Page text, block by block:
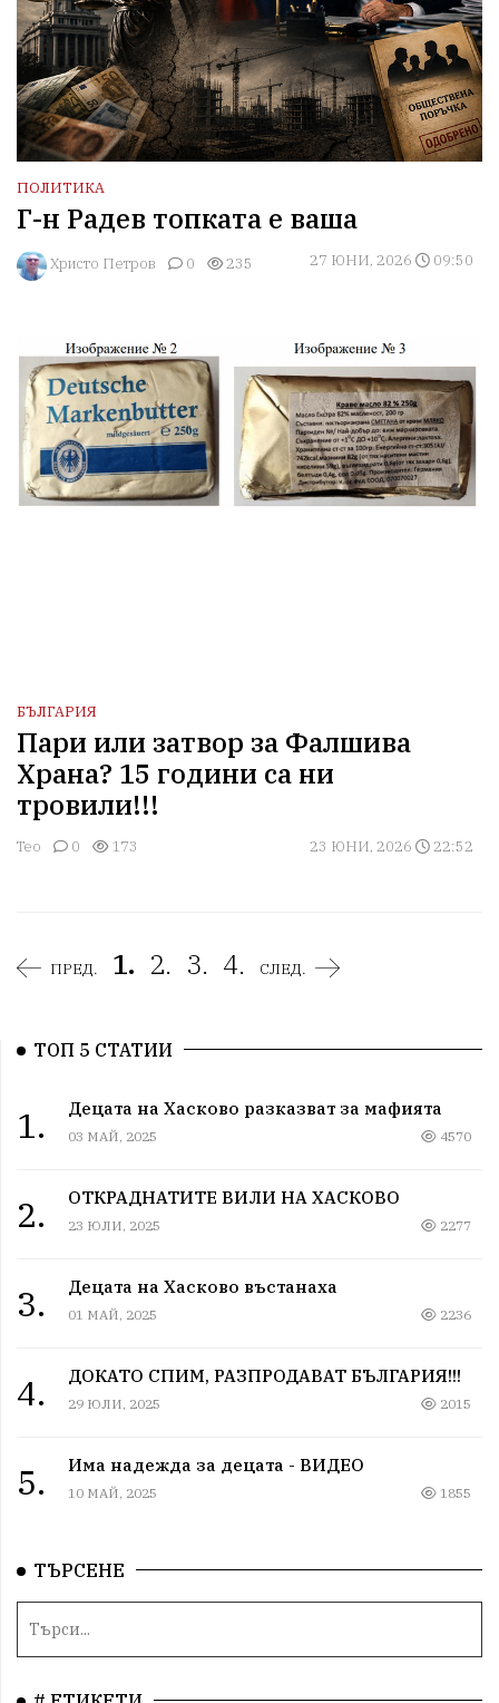
ПОЛИТИКА
Г-н Радев топката е ваша
Христо Петров 0 235 27 ЮНИ, 2026 09:50
БЪЛГАРИЯ
Пари или затвор за Фалшива
Храна? 15 години са ни
тровили!!!
Тео 0 173 23 ЮНИ, 2026 22:52
ПРЕД. 1. 2. 3. 4. СЛЕД.
ТОП 5 СТАТИИ
1. Децата на Хасково разказват за мафията
03 МАЙ, 2025 4570
2. ОТКРАДНАТИТЕ ВИЛИ НА ХАСКОВО
23 ЮЛИ, 2025 2277
3. Децата на Хасково въстанаха
01 МАЙ, 2025 2236
4. ДОКАТО СПИМ, РАЗПРОДАВАТ БЪЛГАРИЯ!!!
29 ЮЛИ, 2025 2015
5. Има надежда за децата - ВИДЕО
10 МАЙ, 2025 1855
ТЪРСЕНЕ